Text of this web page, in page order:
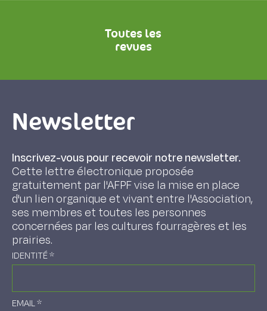
Toutes les
revues
Newsletter
Inscrivez-vous pour recevoir notre newsletter.
Cette lettre électronique proposée
gratuitement par l'AFPF vise la mise en place
d'un lien organique et vivant entre l'Association,
ses membres et toutes les personnes
concernées par les cultures fourragères et les
prairies.
IDENTITÉ*
EMAIL*